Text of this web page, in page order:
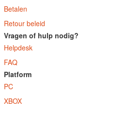
Betalen
Retour beleid
Vragen of hulp nodig?
Helpdesk
FAQ
Platform
PC
XBOX